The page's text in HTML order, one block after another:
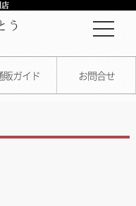
店
販ガイド お問合せ